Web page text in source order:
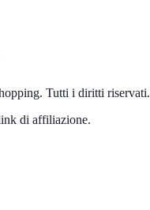
. Tutti i diritti riservati.
di affiliazione.